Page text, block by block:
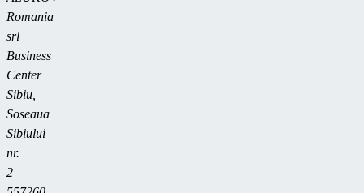
Romania
srl
Business
Center
Sibiu,
Soseaua
Sibiului
nr.
2